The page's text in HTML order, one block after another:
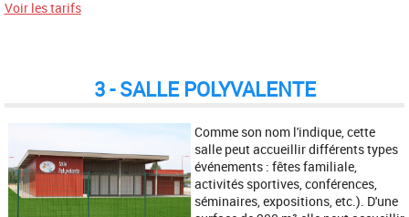
Voir les tarifs
3 - SALLE POLYVALENTE
Comme son nom l'indique, cette
salle peut accueillir différents types
événements : fêtes familiale,
activités sportives, conférences,
séminaires, expositions, etc.). D'une